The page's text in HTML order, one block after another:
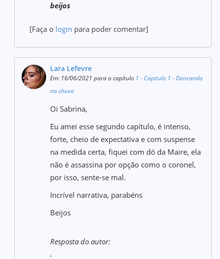
beijos
[Faça o login para poder comentar]
Lara Lefevre
Em: 16/06/2021 para o capítulo 1 - Capitulo 1 - Dancando
na chuva
Oi Sabrina,
Eu amei esse segundo capítulo, é intenso,
forte, cheio de expectativa e com suspense
na medida certa, fiquei com dó da Maire, ela
não é assassina por opção como o coronel,
por isso, sente-se mal.
Incrível narrativa, parabéns
Beijos
Resposta do autor:
.